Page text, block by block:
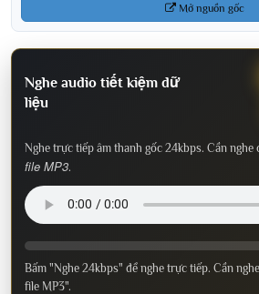
Mở nguồn gốc
Nghe audio tiết kiệm dữ
liệu
Nghe trực tiếp âm thanh gốc 24kbps. Cần nghe
file MP3.
Bấm "Nghe 24kbps" để nghe trực tiếp. Cần
file MP3".